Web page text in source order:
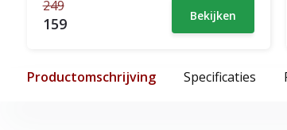
249
159 Bekijken
Productomschrijving Specificaties